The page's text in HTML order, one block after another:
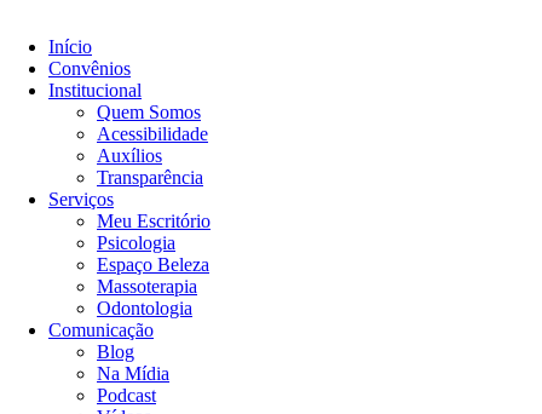
Início
Convênios
Institucional
Quem Somos
Acessibilidade
Auxílios
Transparência
Serviços
Meu Escritório
Psicologia
Espaço Beleza
Massoterapia
Odontologia
Comunicação
Blog
Na Mídia
Podcast